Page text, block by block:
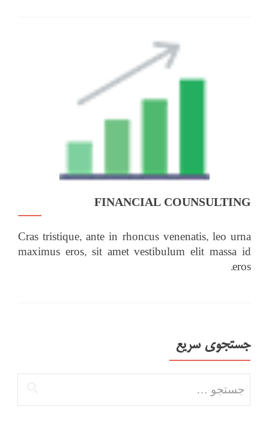
FINANCIAL COUNSULTING
Cras tristique, ante in rhoncus venenatis, leo urna
maximus eros, sit amet vestibulum elit massa id
eros.
جستجوی سریع